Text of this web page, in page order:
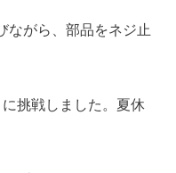
ながら、部品をネジ止
挑戦しました。夏休